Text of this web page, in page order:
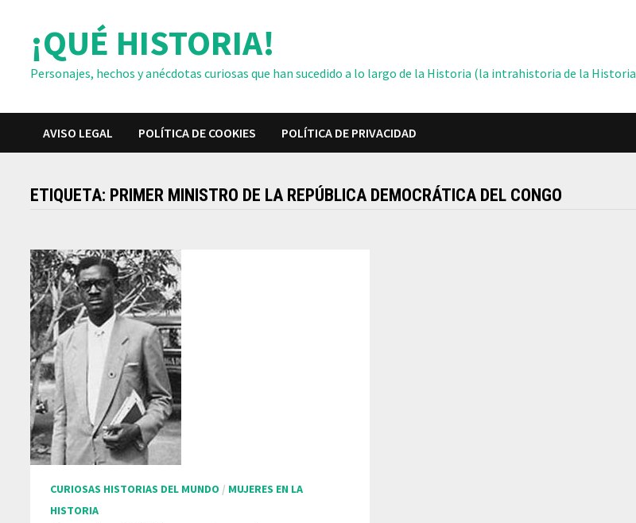
contenido¡QUÉ HISTORIA!
Personajes, hechos y anécdotas curiosas que han sucedido a lo largo de la Historia (la intrahistoria de la
AVISO LEGAL POLÍTICA DE COOKIES POLÍTICA DE PRIVACIDAD
ETIQUETA: PRIMER MINISTRO DE LA REPÚBLICA DEMOCRÁTICA DEL CONGO
CURIOSAS HISTORIAS DEL MUNDO / MUJERES EN LA
HISTORIA